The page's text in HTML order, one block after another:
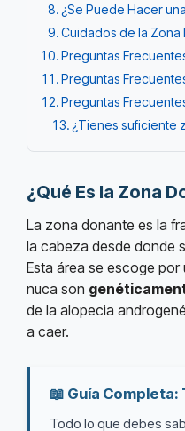
¿Se Puede Hacer
Cuidados de la Zona
Preguntas
Preguntas
Preguntas
¿Tienes suficiente
¿Qué Es la Zona
La zona donante es la
la cabeza desde donde
Esta área se escoge
nuca son
de la alopecia
a caer.
📖 Guía
Todo lo que debes